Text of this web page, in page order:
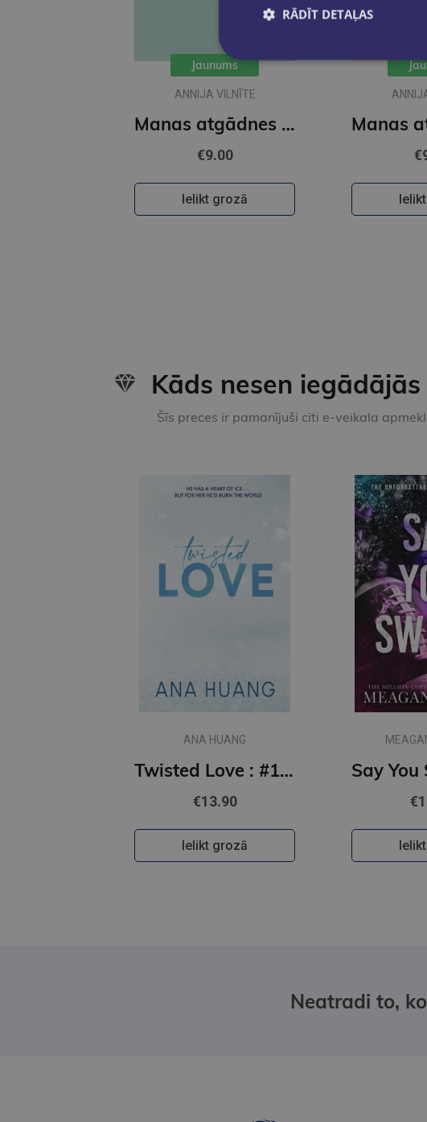
Jaunums
ANNIJA VILNĪTE
Manas atgādnes matemātikā - sākumskolas komplekta papildinājums
€9.00
Ielikt grozā
Kāds nesen iegādājās
Šīs preces ir pamanījuši citi e-veikala
ANA HUANG
Twisted Love : #1 Twisted series - the TikTok sensation! Fall into a world of addictive romance...
€13.90
Ielikt grozā
Neatradi to,
RĀDĪT DETAĻAS